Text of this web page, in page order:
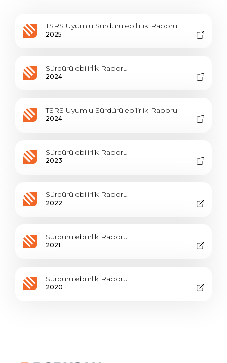
TSRS Uyumlu Sürdürülebilirlik Raporu
2025
Sürdürülebilirlik Raporu
2024
TSRS Uyumlu Sürdürülebilirlik Raporu
2024
Sürdürülebilirlik Raporu
2023
Sürdürülebilirlik Raporu
2022
Sürdürülebilirlik Raporu
2021
Sürdürülebilirlik Raporu
2020